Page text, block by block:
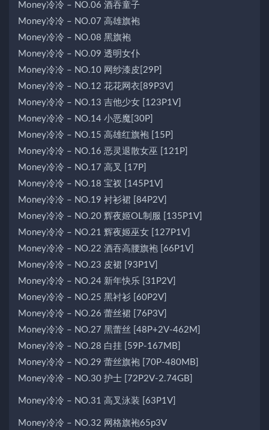
Money冷冷 – NO.06 酒吞童子
Money冷冷 – NO.07 高雄旗袍
Money冷冷 – NO.08 黑旗袍
Money冷冷 – NO.09 透明女仆
Money冷冷 – NO.10 网纱漆皮[29P]
Money冷冷 – NO.12 花花网衣[89P3V]
Money冷冷 – NO.13 吉他少女 [123P1V]
Money冷冷 – NO.14 小恶魔[30P]
Money冷冷 – NO.15 高雄红旗袍 [15P]
Money冷冷 – NO.16 恶灵退散女巫 [121P]
Money冷冷 – NO.17 高叉 [17P]
Money冷冷 – NO.18 宝衩 [145P1V]
Money冷冷 – NO.19 衬衫裙 [84P2V]
Money冷冷 – NO.20 辉夜姬OL制服 [135P1V]
Money冷冷 – NO.21 辉夜姬巫女 [127P1V]
Money冷冷 – NO.22 酒吞高腰旗袍 [66P1V]
Money冷冷 – NO.23 皮裙 [93P1V]
Money冷冷 – NO.24 新年快乐 [31P2V]
Money冷冷 – NO.25 黑衬衫 [60P2V]
Money冷冷 – NO.26 蕾丝裙 [76P3V]
Money冷冷 – NO.27 黑蕾丝 [48P+2V-462M]
Money冷冷 – NO.28 白挂 [59P-167MB]
Money冷冷 – NO.29 蕾丝旗袍 [70P-480MB]
Money冷冷 – NO.30 护士 [72P2V-2.74GB]
Money冷冷 – NO.31 高叉泳装 [63P1V]
Money冷冷 – NO.32 网格旗袍65p3V